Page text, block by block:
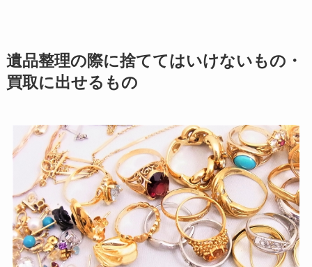
遺品整理の際に捨ててはいけないもの・
買取に出せるもの